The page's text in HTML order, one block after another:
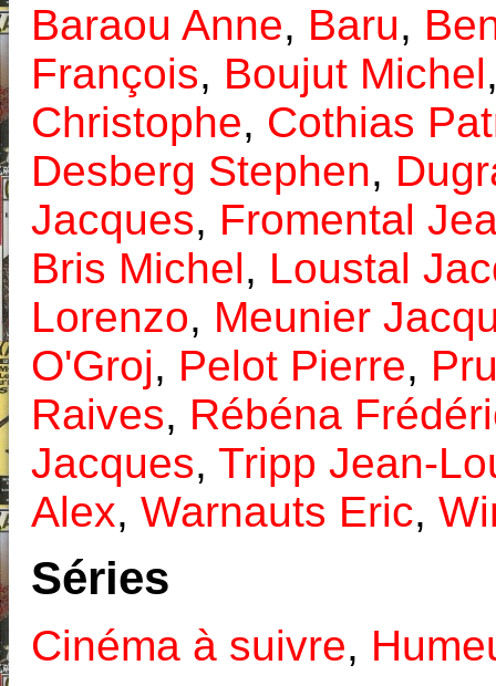
Baraou Anne, Baru,
François, Boujut Michel
Christophe, Cothias
Desberg Stephen,
Jacques, Fromental
Bris Michel, Loustal
Lorenzo, Meunier
O'Groj, Pelot Pierre,
Raives, Rébéna
Jacques, Tripp Jean-
Alex, Warnauts Eric,
Séries
Cinéma à suivre,